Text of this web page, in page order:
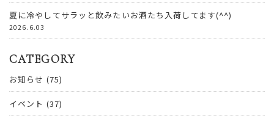
夏に冷やしてサラッと飲みたいお酒たち入荷してます(^^)
2026.6.03
CATEGORY
お知らせ (75)
イベント (37)